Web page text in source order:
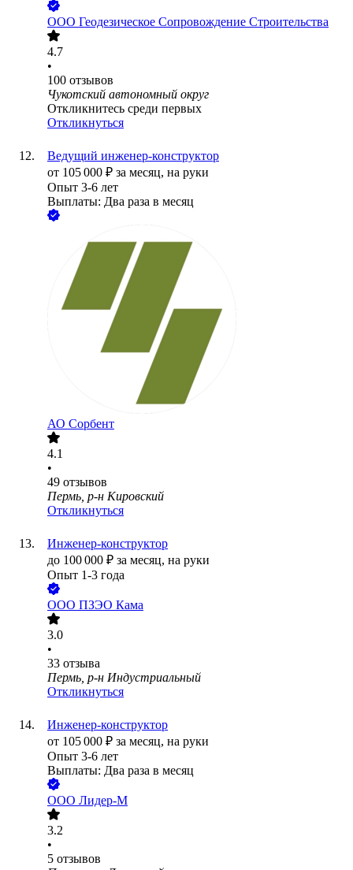
ООО Геодезическое Сопровождение Строительства
4.7
•
100 отзывов
Чукотский автономный округ
Откликнитесь среди первых
Откликнуться
Ведущий инженер-конструктор
от 105 000 ₽ за месяц, на руки
Опыт 3-6 лет
Выплаты: Два раза в месяц
АО Сорбент
4.1
•
49 отзывов
Пермь, р-н Кировский
Откликнуться
Инженер-конструктор
до 100 000 ₽ за месяц, на руки
Опыт 1-3 года
ООО ПЗЭО Кама
3.0
•
33 отзыва
Пермь, р-н Индустриальный
Откликнуться
Инженер-конструктор
от 105 000 ₽ за месяц, на руки
Опыт 3-6 лет
Выплаты: Два раза в месяц
ООО Лидер-М
3.2
•
5 отзывов